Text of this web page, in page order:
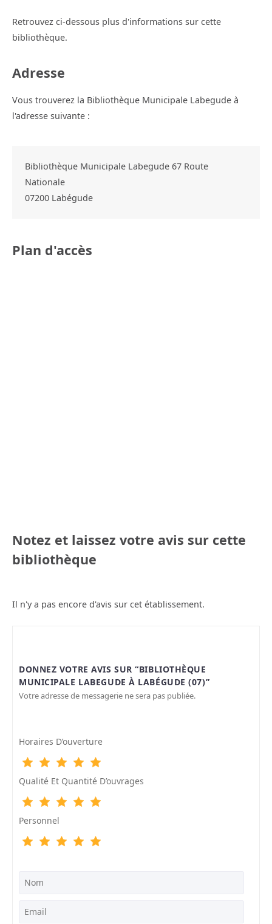
Retrouvez ci-dessous plus d'informations sur cette
bibliothèque.
Adresse
Vous trouverez la Bibliothèque Municipale Labegude à
l'adresse suivante :
Bibliothèque Municipale Labegude 67 Route
Nationale
07200 Labégude
Plan d'accès
Notez et laissez votre avis sur cette
bibliothèque
Il n'y a pas encore d'avis sur cet établissement.
DONNEZ VOTRE AVIS SUR “BIBLIOTHÈQUE
MUNICIPALE LABEGUDE À LABÉGUDE (07)”
Votre adresse de messagerie ne sera pas publiée.
Horaires D’ouverture
Qualité Et Quantité D’ouvrages
Personnel